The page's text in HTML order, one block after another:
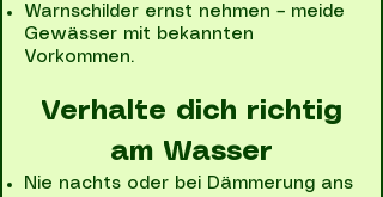
Warnschilder ernst nehmen – meide
Gewässer mit bekannten
Vorkommen.
Verhalte dich richtig
am Wasser
Nie nachts oder bei Dämmerung ans